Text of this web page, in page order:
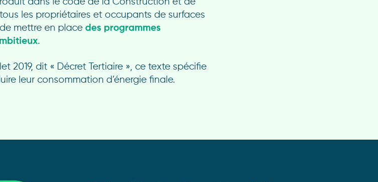
les propriétaires et occupants de surfaces
de mettre en placedes programmes
.
2019, dit « Décret Tertiaire », ce texte spécifie
leur consommation d’énergie finale.